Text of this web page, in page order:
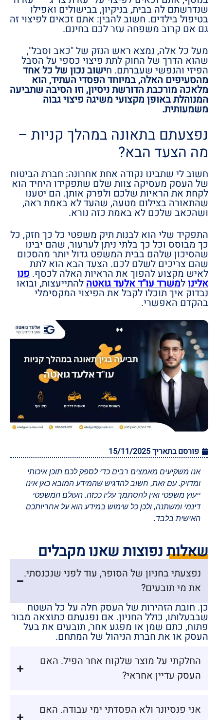
שנדרשתם לה בבית, בניקיון, בבישולים ואפילו
בטיפול בילדים. חשוב להבין: אתם זכאים לפיצוי זה
גם אם קרוב משפחה עזר לכם בחינם.
מעל כל אלה, נמצא ראש הנזק של "כאב וסבל",
שהוא הדרך של החוק לתת פיצוי כספי על הסבל
הפיזי והנפשי שעברתם. חישוב נכון של כל אחד
מהסעיפים האלה, במיוחד הפסדי העתיד, הוא
מלאכה מורכבת הדורשת ניסיון, וזו הסיבה שתביעה
המנוהלת באופן מקצועי משיגה פיצוי גבוה
משמעותית.
נפצעתם בתאונה במהלך קניות –
מה הצעד הבא?
חשוב לי שתבינו נקודה אחת אחרונה: חברת הביטוח
של העסק מעסיקה צוות שלם שתפקידו היחיד הוא
לקחת את הראיות שלכם ולפרק אותן. הם יטענו
שהתאורה בצילום מטעה, שהעד לא באמת ראה,
ושהכאב שלכם לא באמת כזה נורא.
התפקיד שלי הוא לבנות תיק משפטי כל כך חזק, כל
כך מבוסס וכל כך בלתי ניתן לערעור, שהם יבינו
שהסיכון שלהם בבית המשפט גדול יותר מהסכום
שהם צריכים לשלם לכם. הצעד הבא הוא לתת
לאיש מקצוע להפוך את הראיות האלה לכסף. פנו
אלינולמשרד עו"ד אלעד גואטהלהתייעצות, ובואו
נבדוק איך תוכלו לקבל את הפיצוי המקסימלי
בהקדם האפשרי.
פורסם בתאריך15/11/2025
אנו משקיעים מאמצים רבים כדי לספק לכם תוכן איכותי
ומדויק. עם זאת, חשוב להדגיש שהמידע המובא כאן אינו
ייעוץ משפטי ואין להסתמך עליו ככזה. העולם המשפטי
דינמי ומשתנה, ולכן כל שימוש במידע הוא על אחריותכם
האישית בלבד.
שאלות נפוצות שאנו מקבלים
נפצעתי בחניון של הסופר, עוד לפני שנכנסתי.
את מי תובעים?
כן. חובת הזהירות של העסק חלה על כל השטח
שבבעלותו, כולל החניון. אם נפגעתם כתוצאה מבור
פתוח, כתם שמן או מפגע אחר, תובעים את בעל
העסק או את חברת הניהול של המתחם.
החלקתי על מוצר שלקוח אחר הפיל. האם
העסק עדיין אחראי?
אני פנסיונר ולא הפסדתי ימי עבודה. האם